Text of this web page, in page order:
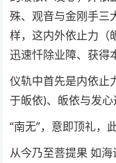
殊、观音与金刚手三
样，这内外依止力（
迅速忏除业障、获得
仪轨中首先是内依止
于皈依)、皈依与发心
“南无”，意即顶礼，
从今乃至菩提果 如